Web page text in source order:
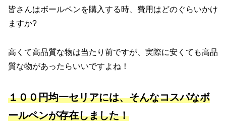
皆さんはボールペンを購入する時、費用はどのぐらいかけ
ますか?
高くて高品質な物は当たり前ですが、実際に安くても高品
質な物があったらいいですよね！
１００円均一セリアには、そんなコスパなボ
ールペンが存在しました！